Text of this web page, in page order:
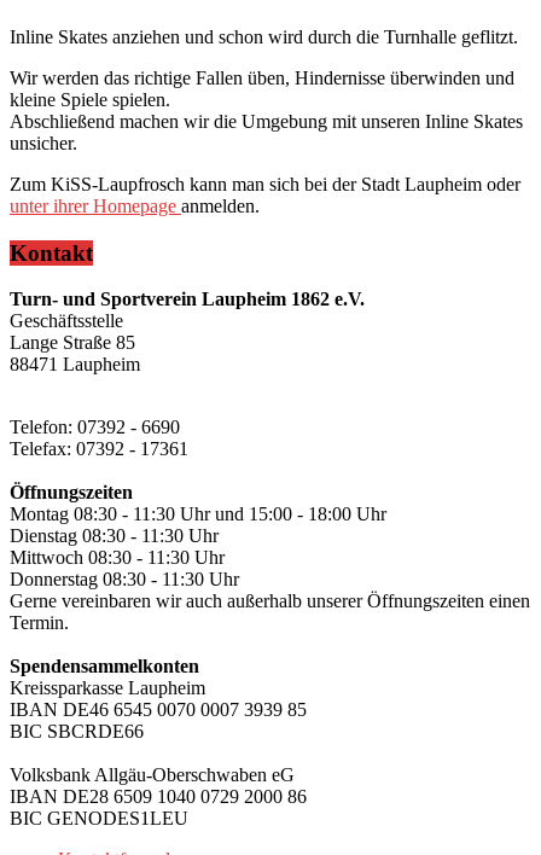
Inline Skates anziehen und schon wird durch die Turnhalle geflitzt.
Wir werden das richtige Fallen üben, Hindernisse überwinden und
kleine Spiele spielen.
Abschließend machen wir die Umgebung mit unseren Inline Skates
unsicher.
Zum KiSS-Laupfrosch kann man sich bei der Stadt Laupheim oder
unter ihrer Homepage anmelden.
Kontakt
Turn- und Sportverein Laupheim 1862 e.V.
Geschäftsstelle
Lange Straße 85
88471 Laupheim
Telefon: 07392 - 6690
Telefax: 07392 - 17361
Öffnungszeiten
Montag 08:30 - 11:30 Uhr und 15:00 - 18:00 Uhr
Dienstag 08:30 - 11:30 Uhr
Mittwoch 08:30 - 11:30 Uhr
Donnerstag 08:30 - 11:30 Uhr
Gerne vereinbaren wir auch außerhalb unserer Öffnungszeiten einen
Termin.
Spendensammelkonten
Kreissparkasse Laupheim
IBAN DE46 6545 0070 0007 3939 85
BIC SBCRDE66
Volksbank Allgäu-Oberschwaben eG
IBAN DE28 6509 1040 0729 2000 86
BIC GENODES1LEU